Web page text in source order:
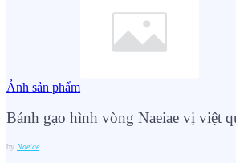
Ảnh sản phẩm
Bánh gạo hình vòng Naeiae vị việt
by Naeiae